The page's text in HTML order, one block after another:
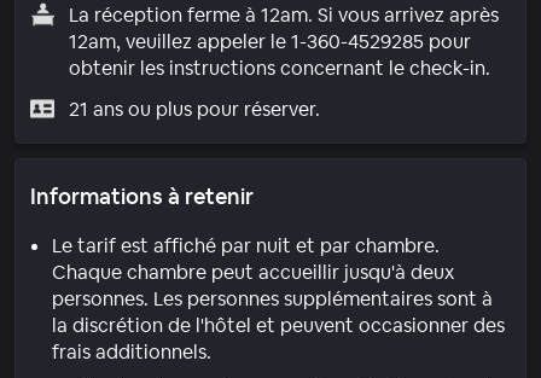
La réception ferme à 12am. Si vous arrivez après
12am, veuillez appeler le 1-360-4529285 pour
obtenir les instructions concernant le check-in.
21 ans ou plus pour réserver.
Informations à retenir
Le tarif est affiché par nuit et par chambre.
Chaque chambre peut accueillir jusqu'à deux
personnes. Les personnes supplémentaires sont à
la discrétion de l'hôtel et peuvent occasionner des
frais additionnels.